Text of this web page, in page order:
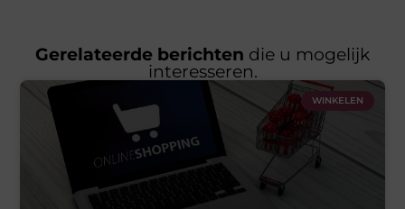
Gerelateerde berichten die u mogelijk
interesseren.
WINKELEN